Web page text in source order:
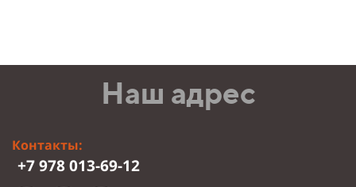
Наш адрес
Контакты:
+7 978 013-69-12